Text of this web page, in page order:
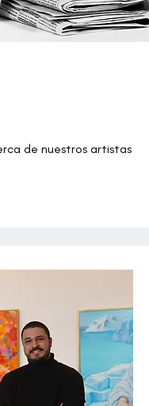
de nuestros artistas